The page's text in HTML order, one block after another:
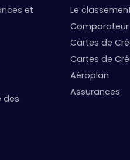
et
des
Le
Cartes de
Cartes de
Aéroplan
Assurances